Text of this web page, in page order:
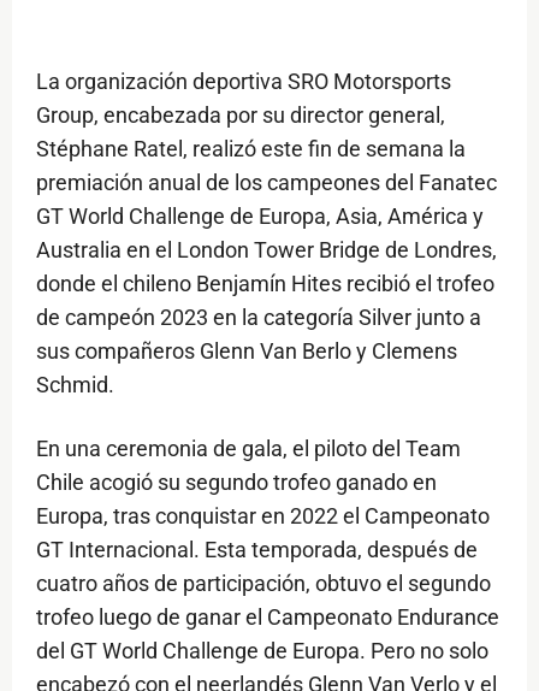
La organización deportiva SRO Motorsports
Group, encabezada por su director general,
Stéphane Ratel, realizó este fin de semana la
premiación anual de los campeones del Fanatec
GT World Challenge de Europa, Asia, América y
Australia en el London Tower Bridge de Londres,
donde el chileno Benjamín Hites recibió el trofeo
de campeón 2023 en la categoría Silver junto a
sus compañeros Glenn Van Berlo y Clemens
Schmid.
En una ceremonia de gala, el piloto del Team
Chile acogió su segundo trofeo ganado en
Europa, tras conquistar en 2022 el Campeonato
GT Internacional. Esta temporada, después de
cuatro años de participación, obtuvo el segundo
trofeo luego de ganar el Campeonato Endurance
del GT World Challenge de Europa. Pero no solo
encabezó con el neerlandés Glenn Van Verlo y el